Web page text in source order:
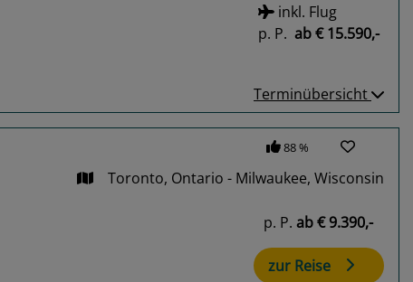
inkl. Flug
p. P. ab€ 15.590,-
Terminübersicht
88 %
Toronto, Ontario - Milwaukee, Wisconsin
p. P. ab€ 9.390,-
zur Reise